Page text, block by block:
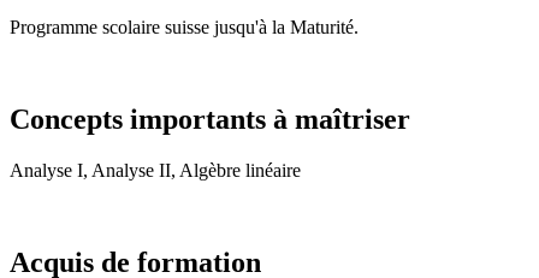
Programme scolaire suisse jusqu'à la Maturité.
Concepts importants à maîtriser
Analyse I, Analyse II, Algèbre linéaire
Acquis de formation